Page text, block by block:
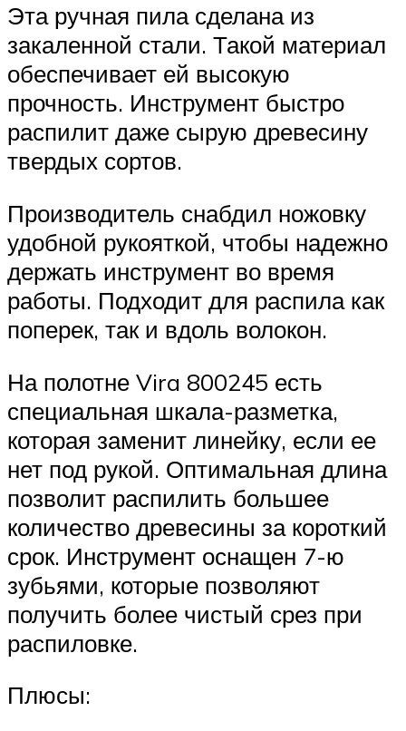
Эта ручная пила сделана из
закаленной стали. Такой материал
обеспечивает ей высокую
прочность. Инструмент быстро
распилит даже сырую древесину
твердых сортов.
Производитель снабдил ножовку
удобной рукояткой, чтобы надежно
держать инструмент во время
работы. Подходит для распила как
поперек, так и вдоль волокон.
На полотне Vira 800245 есть
специальная шкала-разметка,
которая заменит линейку, если ее
нет под рукой. Оптимальная длина
позволит распилить большее
количество древесины за короткий
срок. Инструмент оснащен 7-ю
зубьями, которые позволяют
получить более чистый срез при
распиловке.
Плюсы: